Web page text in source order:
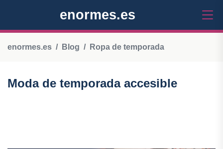
enormes.es
enormes.es Blog Ropa de temporada
Moda de temporada accesible